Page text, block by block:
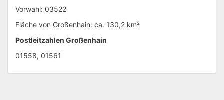
Vorwahl: 03522
Fläche von Großenhain: ca. 130,2 km²
Postleitzahlen Großenhain
01558, 01561